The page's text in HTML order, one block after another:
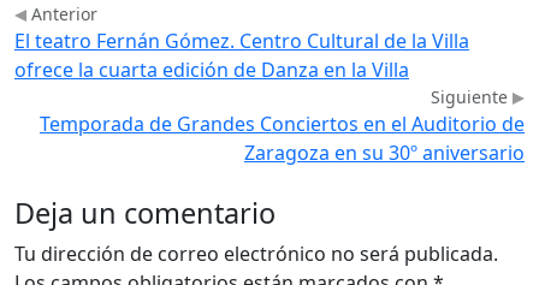
Anterior
El teatro Fernán Gómez. Centro Cultural de la Villa
ofrece la cuarta edición de Danza en la Villa
Siguiente
Temporada de Grandes Conciertos en el Auditorio de
Zaragoza en su 30º aniversario
Deja un comentario
Tu dirección de correo electrónico no será publicada.